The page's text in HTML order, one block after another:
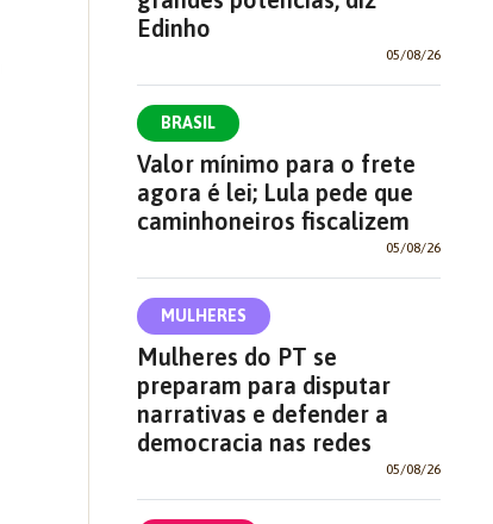
Edinho
05/08/26
BRASIL
Valor mínimo para o frete
agora é lei; Lula pede que
caminhoneiros fiscalizem
05/08/26
MULHERES
Mulheres do PT se
preparam para disputar
narrativas e defender a
democracia nas redes
05/08/26